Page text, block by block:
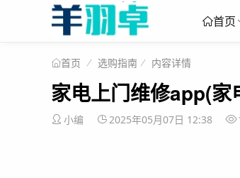
首页
首页 选购指南 内容详情
家电上门维修app(
小编 2025年05月07日 12:38